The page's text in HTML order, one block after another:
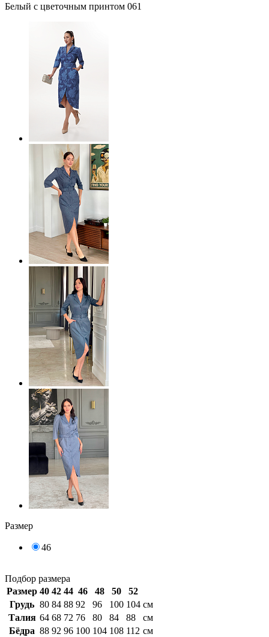
Белый с цветочным принтом 061
Размер
46
Подбор размера
Размер 40 42 44 46 48 50
52
Грудь 80 84 88 92 96 100 104 см
Талия 64 68 72 76 80 84 88
см
Бёдра 88 92 96 100 104 108 112 см